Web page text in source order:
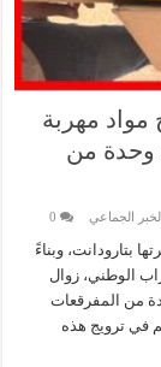
مواد مهربة
قابلة للاشتعال وبحوزتهم 40 ألفا و20 وحدة من
الجماعي 0
بتارودانت، وبناءً
الوطني، زوال
18 يونيو الجاري، من حجز 40 ألفا و20 وحدة من المفرقعات
في ترويج هذه